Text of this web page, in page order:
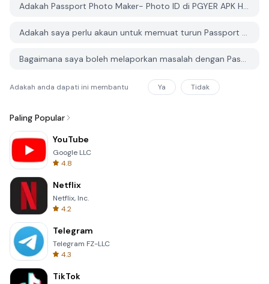
Adakah Passport Photo Maker- Photo ID di PGYER APK HUB percuma untuk dimuat turun?
Adakah saya perlu akaun untuk memuat turun Passport Photo Maker- Photo ID dari PGYER APK HUB?
Bagaimana saya boleh melaporkan masalah dengan Passport Photo Maker- Photo ID di PGYER APK HUB?
Adakah anda dapati ini membantu Ya Tidak
Paling Popular
YouTube
Google LLC
4.8
Netflix
Netflix, Inc.
4.2
Telegram
Telegram FZ-LLC
4.3
TikTok